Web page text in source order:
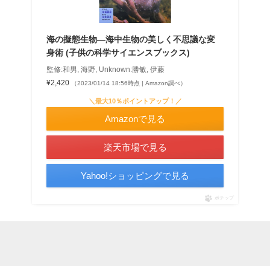
海の擬態生物―海中生物の美しく不思議な変
身術 (子供の科学サイエンスブックス)
監修:和男, 海野, Unknown:勝敏, 伊藤
¥2,420
（2023/01/14 18:56時点 | Amazon調べ）
＼最大10％ポイントアップ！／
Amazonで見る
楽天市場で見る
Yahoo!ショッピングで見る
ポチップ